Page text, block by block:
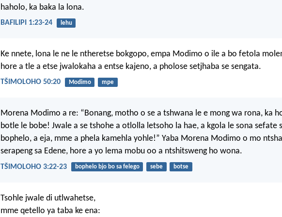
haholo, ka baka la lona.
BAFILIPI 1:23-24 lehu
Ke nnete, lona le ne le ntheretse bokgopo, empa Modimo o ile a bo fetola
hore a tle a etse jwalokaha a entse kajeno, a pholose setjhaba se sengata.
TŠIMOLOHO 50:20 Modimo mpe
Morena Modimo a re: “Bonang, motho o se a tshwana le e mong wa rona, ka
botle le bobe! Jwale a se tshohe a otlolla letsoho la hae, a kgola le sona sefate
bophelo, a eja, mme a phela kamehla yohle!” Yaba Morena Modimo o mo ntsha
serapeng sa Edene, hore a yo lema mobu oo a ntshitsweng ho wona.
TŠIMOLOHO 3:22-23 bophelo bjo bo sa felego sebe botse
Tsohle jwale di utlwahetse,
mme qetello ya taba ke ena: